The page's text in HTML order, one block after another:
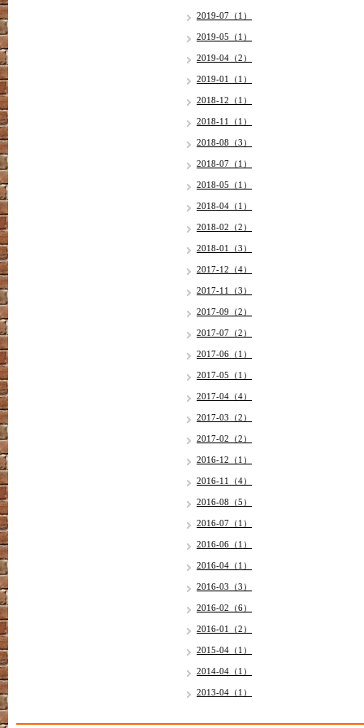
2019-07（1）
2019-05（1）
2019-04（2）
2019-01（1）
2018-12（1）
2018-11（1）
2018-08（3）
2018-07（1）
2018-05（1）
2018-04（1）
2018-02（2）
2018-01（3）
2017-12（4）
2017-11（3）
2017-09（2）
2017-07（2）
2017-06（1）
2017-05（1）
2017-04（4）
2017-03（2）
2017-02（2）
2016-12（1）
2016-11（4）
2016-08（5）
2016-07（1）
2016-06（1）
2016-04（1）
2016-03（3）
2016-02（6）
2016-01（2）
2015-04（1）
2014-04（1）
2013-04（1）